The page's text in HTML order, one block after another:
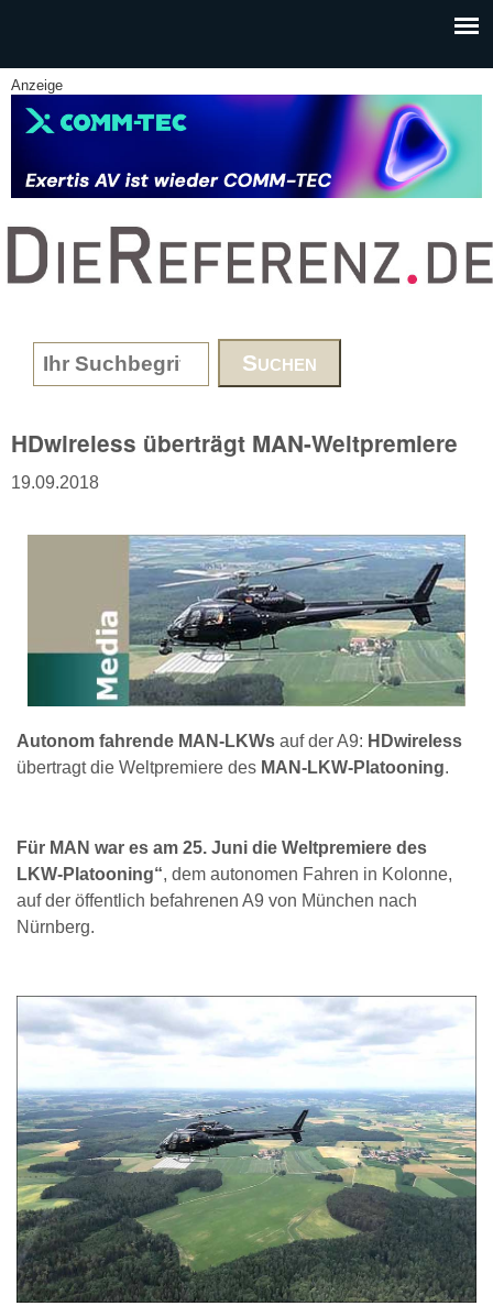
Anzeige
www.DieReferenz.de
Search form
HDwireless überträgt MAN-Weltpremiere
19.09.2018
Autonom fahrende MAN-LKWs auf der A9: HDwireless
übertragt die Weltpremiere des MAN-LKW-Platooning.
Für MAN war es am 25. Juni die Weltpremiere des
LKW-Platooning“, dem autonomen Fahren in Kolonne,
auf der öffentlich befahrenen A9 von München nach
Nürnberg.